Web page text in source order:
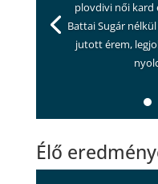
plovdivi női kard
Battai Sugár
jutott érem,
Élő